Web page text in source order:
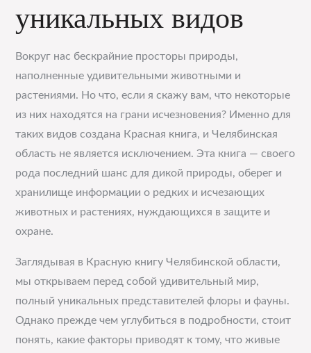
уникальных видов
Вокруг нас бескрайние просторы природы,
наполненные удивительными животными и
растениями. Но что, если я скажу вам, что некоторые
из них находятся на грани исчезновения? Именно для
таких видов создана Красная книга, и Челябинская
область не является исключением. Эта книга — своего
рода последний шанс для дикой природы, оберег и
хранилище информации о редких и исчезающих
животных и растениях, нуждающихся в защите и
охране.
Заглядывая в Красную книгу Челябинской области,
мы открываем перед собой удивительный мир,
полный уникальных представителей флоры и фауны.
Однако прежде чем углубиться в подробности, стоит
понять, какие факторы приводят к тому, что живые